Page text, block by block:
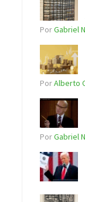
PorGabriel
PorAlberto
PorGabriel